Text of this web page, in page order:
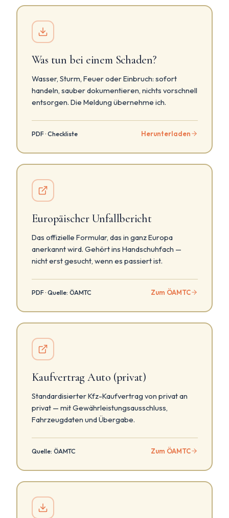
Was tun bei einem Schaden?
Wasser, Sturm, Feuer oder Einbruch: sofort
handeln, sauber dokumentieren, nichts vorschnell
entsorgen. Die Meldung übernehme ich.
PDF · Checkliste Herunterladen
Europäischer Unfallbericht
Das offizielle Formular, das in ganz Europa
anerkannt wird. Gehört ins Handschuhfach —
nicht erst gesucht, wenn es passiert ist.
PDF · Quelle: ÖAMTC Zum ÖAMTC
Kaufvertrag Auto (privat)
Standardisierter Kfz-Kaufvertrag von privat an
privat — mit Gewährleistungsausschluss,
Fahrzeugdaten und Übergabe.
Quelle: ÖAMTC Zum ÖAMTC